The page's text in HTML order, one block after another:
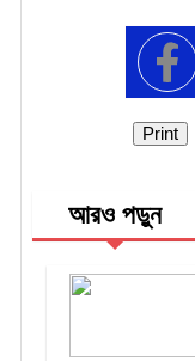
Print
আরও পড়ুন